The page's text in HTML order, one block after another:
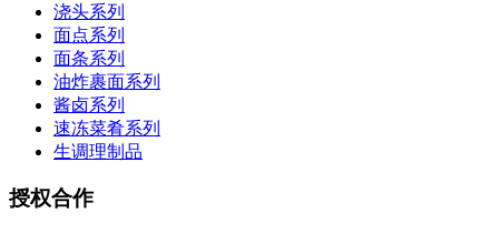
浇头系列
面点系列
面条系列
油炸裹面系列
酱卤系列
速冻菜肴系列
生调理制品
授权合作